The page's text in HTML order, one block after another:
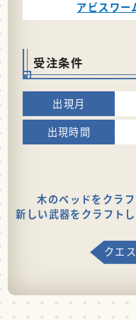
アビスワー
受注条件
木のベッドをクラ
新しい武器をクラフト
クエ